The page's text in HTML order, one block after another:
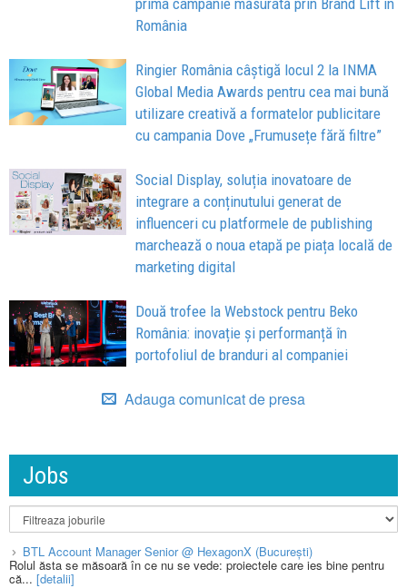
România
Ringier România câștigă locul 2 la INMA
Global Media Awards pentru cea mai bună
utilizare creativă a formatelor publicitare
cu campania Dove „Frumusețe fără filtre”
Social Display, soluția inovatoare de
integrare a conținutului generat de
influenceri cu platformele de publishing
marchează o noua etapă pe piața locală de
marketing digital
Două trofee la Webstock pentru Beko
România: inovație și performanță în
portofoliul de branduri al companiei
Adauga comunicat de presa
Jobs
BTL Account Manager Senior @ HexagonX (București)
Rolul ăsta se măsoară în ce nu se vede: proiectele care ies bine pentru
că... [detalii]